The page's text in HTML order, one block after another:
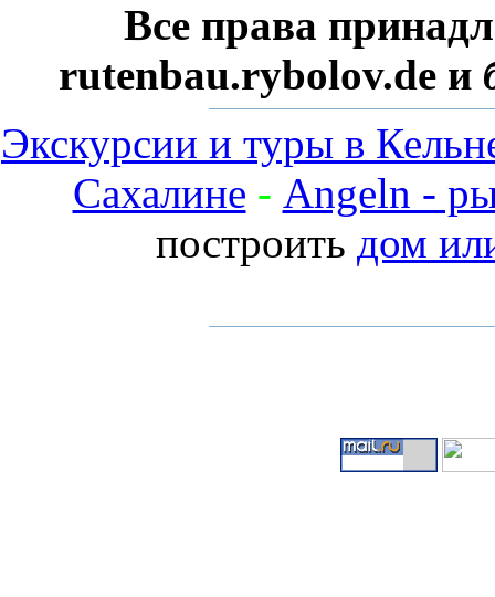
Все права
rutenbau.rybolov.de и
Экскурсии и туры в
Сахалине - Angeln -
построить дом